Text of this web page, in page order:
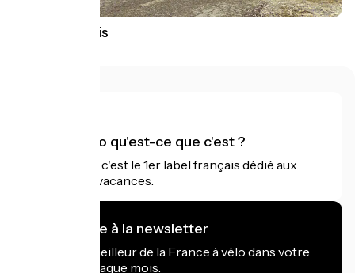
Col des Aravis
Accueil Vélo qu'est-ce que c'est ?
Accueil Vélo c'est le 1er label français dédié aux
cyclistes en vacances.
Je m'abonne à la newsletter
Recevez le meilleur de la France à vélo dans votre
boîte mail chaque mois.